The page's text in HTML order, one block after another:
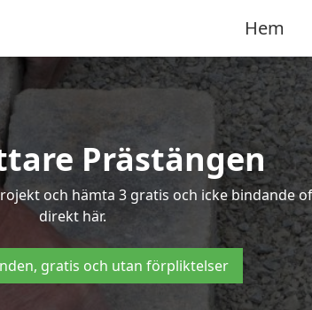
Hem
Prästängen
och hämta 3 gratis och icke bindande
direkt här.
gratis och utan förpliktelser